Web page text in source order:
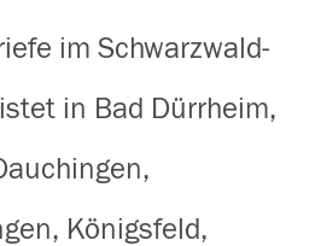
im Schwarzwald-
in Bad Dürrheim,
Königsfeld,